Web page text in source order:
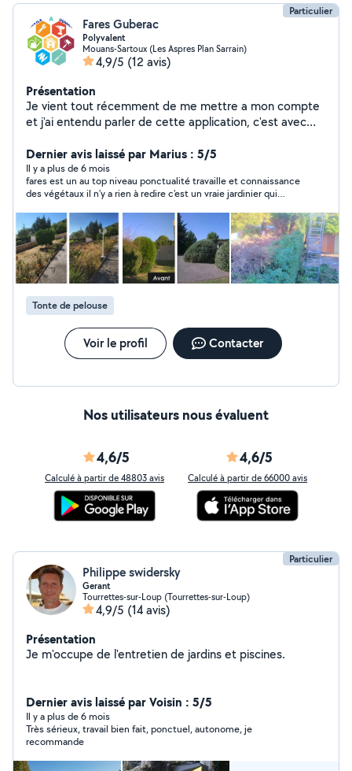
Particulier
Fares Guberac
Polyvalent
Mouans-Sartoux (Les Aspres Plan Sarrain)
4,9/5 (12 avis)
Présentation
Je vient tout récemment de me mettre a mon compte
et j'ai entendu parler de cette application, c'est avec
votre jardin mais aussi pour des
déménagements,manutention etc
Dernier avis laissé par Marius : 5/5
Il y a plus de 6 mois
fares est un au top niveau ponctualité travaille et connaissance
des végétaux il n'y a rien à redire c'est un vraie jardinier qui
bientot
Tonte de pelouse
Voir le profil Contacter
Nos utilisateurs nous évaluent
4,6/5
Calculé à partir de 48803 avis
4,6/5
Calculé à partir de 66000 avis
Particulier
Philippe swidersky
Gerant
Tourrettes-sur-Loup (Tourrettes-sur-Loup)
4,9/5 (14 avis)
Présentation
Je m'occupe de l'entretien de jardins et piscines.
Dernier avis laissé par Voisin : 5/5
Il y a plus de 6 mois
Très sérieux, travail bien fait, ponctuel, autonome, je
recommande